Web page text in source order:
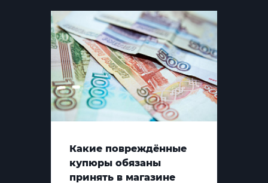
Какие повреждённые
купюры обязаны
принять в магазине